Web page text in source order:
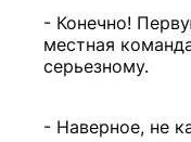
- Конечно!
местная
серьезному.
- Наверное, не